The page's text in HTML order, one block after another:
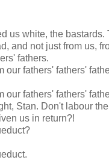
us white, the bastards.
and not just from us,
fathers.
our fathers' fathers'
our fathers' fathers'
Stan. Don't labour
us in return?!